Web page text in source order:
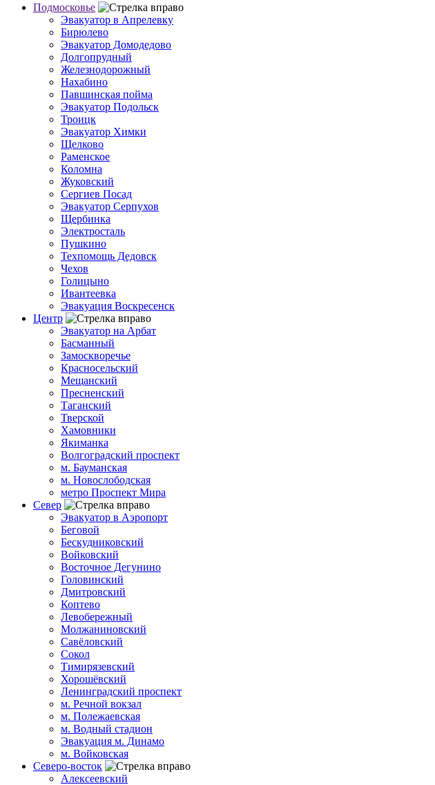
Подмосковье
Эвакуатор в Апрелевку
Бирюлево
Эвакуатор Домодедово
Долгопрудный
Железнодорожный
Нахабино
Павшинская пойма
Эвакуатор Подольск
Троицк
Эвакуатор Химки
Щелково
Раменское
Коломна
Жуковский
Сергиев Посад
Эвакуатор Серпухов
Щербинка
Электросталь
Пушкино
Техпомощь Дедовск
Чехов
Голицыно
Ивантеевка
Эвакуация Воскресенск
Центр
Эвакуатор на Арбат
Басманный
Замоскворечье
Красносельский
Мещанский
Пресненский
Таганский
Тверской
Хамовники
Якиманка
Волгоградский проспект
м. Бауманская
м. Новослободская
метро Проспект Мира
Север
Эвакуатор в Аэропорт
Беговой
Бескудниковский
Войковский
Восточное Дегунино
Головинский
Дмитровский
Коптево
Левобережный
Молжаниновский
Савёловский
Сокол
Тимирязевский
Хорошёвский
Ленинградский проспект
м. Речной вокзал
м. Полежаевская
м. Водный стадион
Эвакуация м. Динамо
м. Войковская
Северо-восток
Алексеевский